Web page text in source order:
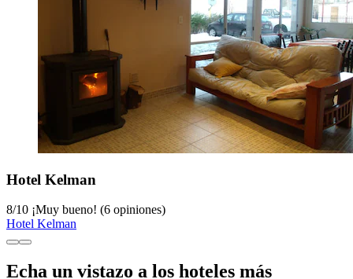
Hotel Kelman
8/10 ¡Muy bueno! (6 opiniones)
Hotel Kelman
Echa un vistazo a los hoteles más